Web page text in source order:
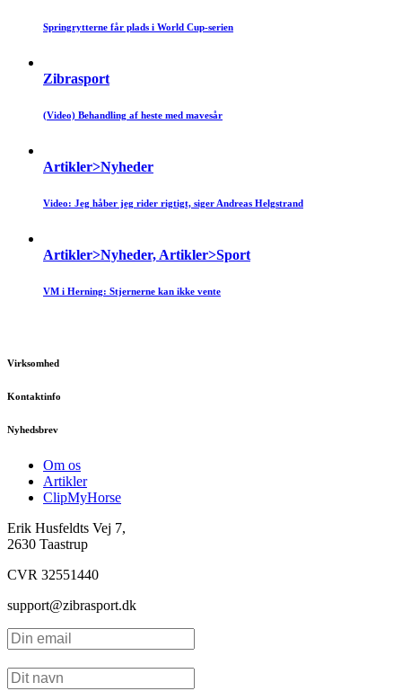
Springrytterne får plads i World Cup-serien
Zibrasport
(Video) Behandling af heste med mavesår
Artikler>Nyheder
Video: Jeg håber jeg rider rigtigt, siger Andreas Helgstrand
Artikler>Nyheder, Artikler>Sport
VM i Herning: Stjernerne kan ikke vente
Virksomhed
Kontaktinfo
Nyhedsbrev
Om os
Artikler
ClipMyHorse
Erik Husfeldts Vej 7,
2630 Taastrup
CVR 32551440
support@zibrasport.dk